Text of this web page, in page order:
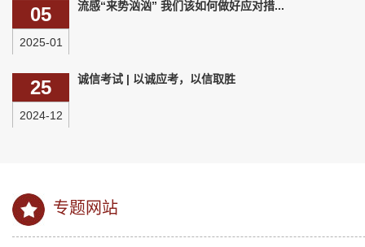
05
2025-01
流感“来势汹汹” 我们该如何做好应对措...
25
2024-12
诚信考试 | 以诚应考，以信取胜
专题网站